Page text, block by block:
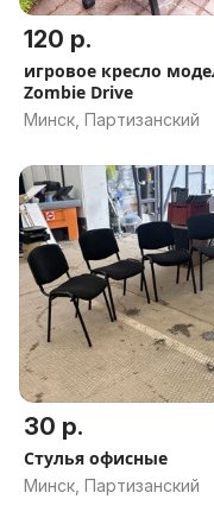
120 р.
игровое кресло
Zombie Drive
Минск, Партизанский
30 р.
Стулья офисные
Минск, Партизанский